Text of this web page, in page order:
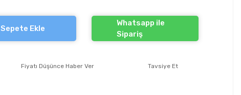
Sepete Ekle
Whatsapp ile
Sipariş
Fiyatı Düşünce Haber Ver Tavsiye Et